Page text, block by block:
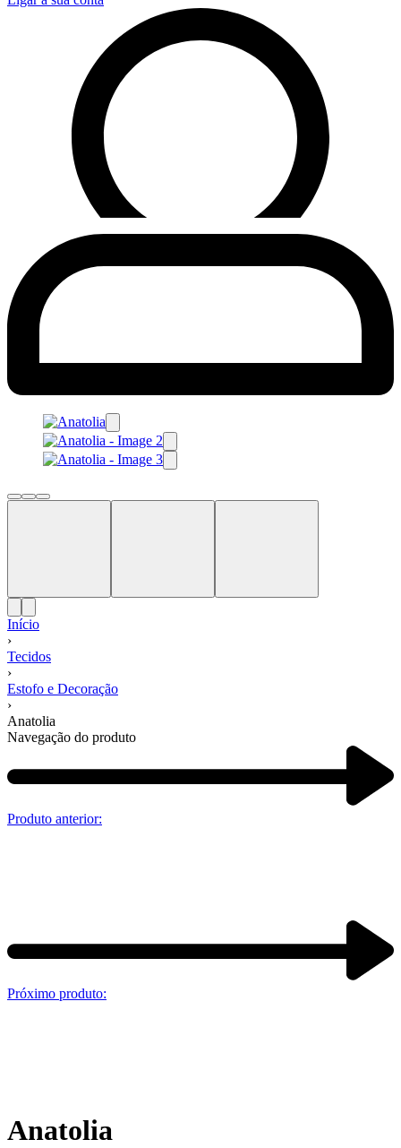
Início
›
Tecidos
›
Estofo e Decoração
›
Anatolia
Navegação do produto
Produto anterior:
Próximo produto:
Anatolia